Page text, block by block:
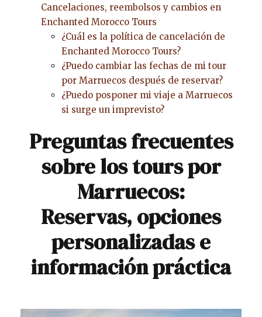
Cancelaciones, reembolsos y cambios en
Enchanted Morocco Tours
¿Cuál es la política de cancelación de
Enchanted Morocco Tours?
¿Puedo cambiar las fechas de mi tour
por Marruecos después de reservar?
¿Puedo posponer mi viaje a Marruecos
si surge un imprevisto?
Preguntas frecuentes
sobre los tours por
Marruecos:
Reservas, opciones
personalizadas e
información práctica